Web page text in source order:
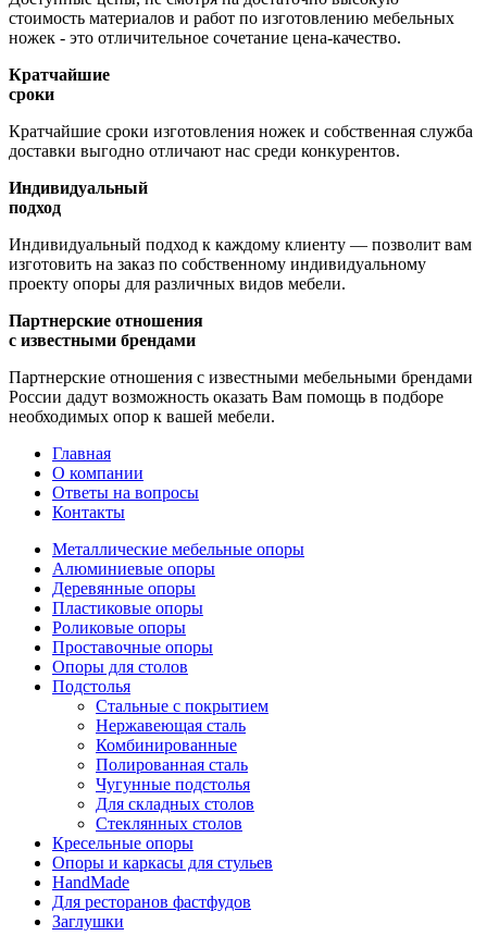
стоимость материалов и работ по изготовлению мебельных
ножек - это отличительное сочетание цена-качество.
Кратчайшие
сроки
Кратчайшие сроки изготовления ножек и собственная служба
доставки выгодно отличают нас среди конкурентов.
Индивидуальный
подход
Индивидуальный подход к каждому клиенту — позволит вам
изготовить на заказ по собственному индивидуальному
проекту опоры для различных видов мебели.
Партнерские отношения
с известными брендами
Партнерские отношения с известными мебельными брендами
России дадут возможность оказать Вам помощь в подборе
необходимых опор к вашей мебели.
Главная
О компании
Ответы на вопросы
Контакты
Металлические мебельные опоры
Алюминиевые опоры
Деревянные опоры
Пластиковые опоры
Роликовые опоры
Проставочные опоры
Опоры для столов
Подстолья
Стальные с покрытием
Нержавеющая сталь
Комбинированные
Полированная сталь
Чугунные подстолья
Для складных столов
Стеклянных столов
Кресельные опоры
Опоры и каркасы для стульев
HandMade
Для ресторанов фастфудов
Заглушки